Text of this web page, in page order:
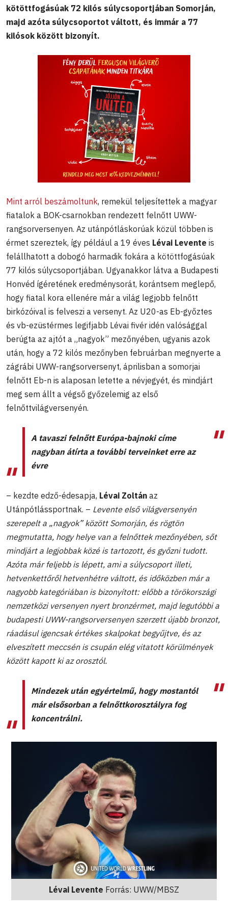
kötöttfogásúak 72 kilós súlycsoportjában Somorján,
majd azóta súlycsoportot váltott, és immár a 77
kilósok között bizonyít.
Mint arról beszámoltunk, remekül teljesítettek a magyar
fiatalok a BOK-csarnokban rendezett felnőtt UWW-
rangsorversenyen. Az utánpótláskorúak közül többen is
érmet szereztek, így például a 19 éves Lévai Levente is
felállhatott a dobogó harmadik fokára a kötöttfogásúak
77 kilós súlycsoportjában. Ugyanakkor látva a Budapesti
Honvéd ígéretének eredménysorát, korántsem meglepő,
hogy fiatal kora ellenére már a világ legjobb felnőtt
birkózóival is felveszi a versenyt. Az U20-as Eb-győztes
és vb-ezüstérmes legifjabb Lévai fivér idén valósággal
berúgta az ajtót a „nagyok” mezőnyében, ugyanis azok
után, hogy a 72 kilós mezőnyben februárban megnyerte a
zágrábi UWW-rangsorversenyt, áprilisban a somorjai
felnőtt Eb-n is alaposan letette a névjegyét, és mindjárt
meg sem állt a végső győzelemig az első
felnőttvilágversenyén.
A tavaszi felnőtt Európa-bajnoki címe
nagyban átírta a további terveinket erre az
évre
– kezdte edző-édesapja, Lévai Zoltán az
Utánpótlássportnak. – Levente első világversenyén
szerepelt a „nagyok” között Somorján, és rögtön
megmutatta, hogy helye van a felnőttek mezőnyében, sőt
mindjárt a legjobbak közé is tartozott, és győzni tudott.
Azóta már feljebb is lépett, ami a súlycsoport illeti,
hetvenkettőről hetvenhétre váltott, és időközben már a
nagyobb kategóriában is bizonyított: előbb a törökországi
nemzetközi versenyen nyert bronzérmet, majd legutóbbi a
budapesti UWW-rangsorversenyen szerzett újabb bronzot,
ráadásul igencsak értékes skalpokat begyűjtve, és az
elveszített meccsén is csupán elég vitatott körülmények
között kapott ki az orosztól.
Mindezek után egyértelmű, hogy mostantól
már elsősorban a felnőttkorosztályra fog
koncentrálni.
Lévai Levente Forrás: UWW/MBSZ